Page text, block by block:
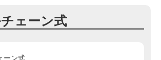
ェーン式